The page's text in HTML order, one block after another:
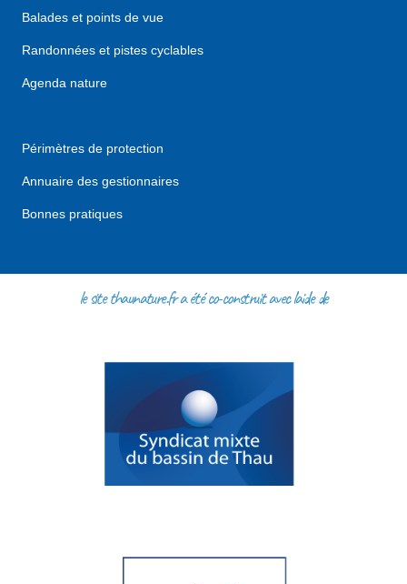
Balades et points de vue
Randonnées et pistes cyclables
Agenda nature
Périmètres de protection
Annuaire des gestionnaires
Bonnes pratiques
le site thaunature.fr a été co-construit avec l'aide de